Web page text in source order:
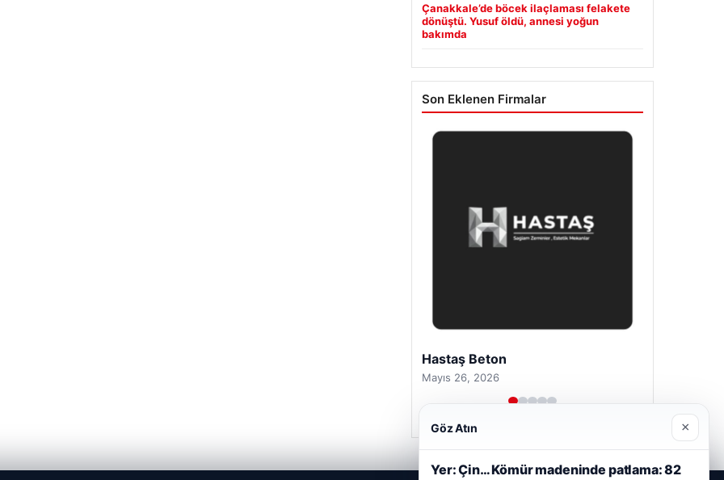
Çanakkale’de böcek ilaçlaması felakete
dönüştü. Yusuf öldü, annesi yoğun
bakımda
Son Eklenen Firmalar
Hastaş Beton
Mayıs 26, 2026
Göz Atın ×
Yer: Çin… Kömür madeninde patlama: 82